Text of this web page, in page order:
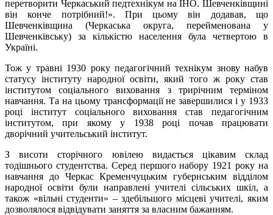
перетворити Черкаський педтехнікум на ІНО. Шевченківщині
він конче потрібний!». При цьому він додавав, що
Шевченківщина (Черкаська округа, перейменована у
Шевченківську) за кількістю населення була четвертою в
Україні.
Тож у травні 1930 року педагогічний технікум знову набув
статусу інституту народної освіти, який того ж року став
інститутом соціального виховання з трирічним терміном
навчання. Та на цьому трансформації не завершилисяі у 1933
році інститут соціального виховання став педагогічним
інститутом, при якому у 1938 році почав працювати
дворічний учительський інститут.
З висоти сторічного ювілею видається цікавим склад
тодішнього студентства. Серед першого набору 1921 року на
навчання до Черкас Кременчуцьким губернським відділом
народної освіти були направлені учителі сільських шкіл, а
також «вільні студенти» – здебільшого місцеві учителі, яким
дозволялося відвідувати заняття за власним бажанням.